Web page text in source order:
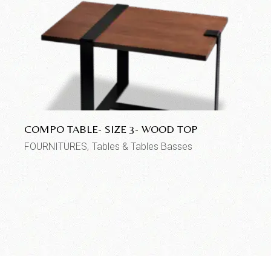
COMPO TABLE- SIZE 3- WOOD TOP
FOURNITURES Tables & Tables Basses